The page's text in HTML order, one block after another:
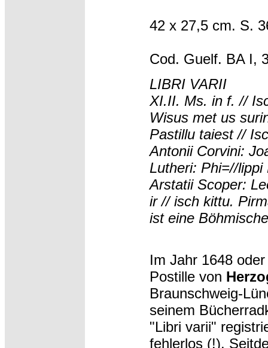
42 x 27,5 cm. S.
Cod. Guelf. BA I,
LIBRI VARII
XI.II. Ms. in f. //
Wisus met us
Pastillu taiest //
Antonii Corvini:
Lutheri: Phi=//
Arstatii Scoper:
ir // isch kittu.
ist eine
Im Jahr 1648
Postille von
Braunschweig-
seinem
"Libri varii"
fehlerlos (!).